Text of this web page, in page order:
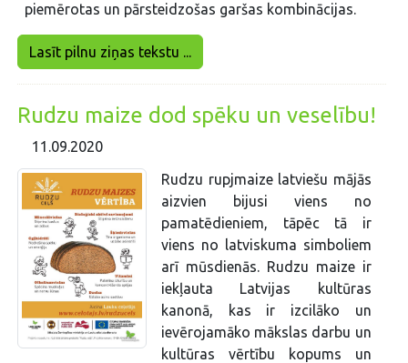
piemērotas un pārsteidzošas garšas kombinācijas.
Lasīt pilnu ziņas tekstu ...
Rudzu maize dod spēku un veselību!
11.09.2020
Rudzu rupjmaize latviešu mājās
aizvien bijusi viens no
pamatēdieniem, tāpēc tā ir
viens no latviskuma simboliem
arī mūsdienās. Rudzu maize ir
iekļauta Latvijas kultūras
kanonā, kas ir izcilāko un
ievērojamāko mākslas darbu un
kultūras vērtību kopums un